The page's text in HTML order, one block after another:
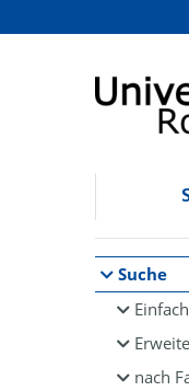
Browsen
direkt zum Inhalt
Suche
Einfach
nach